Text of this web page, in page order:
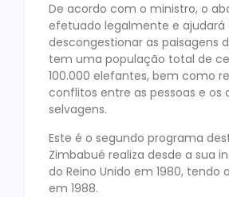
De acordo com o ministro, o
efetuado legalmente e ajudará
descongestionar as paisagens
tem uma população total de
100.000 elefantes, bem como
conflitos entre as pessoas e os
selvagens.
Este é o segundo programa
Zimbabué realiza desde a sua
do Reino Unido em 1980, tendo
em 1988.